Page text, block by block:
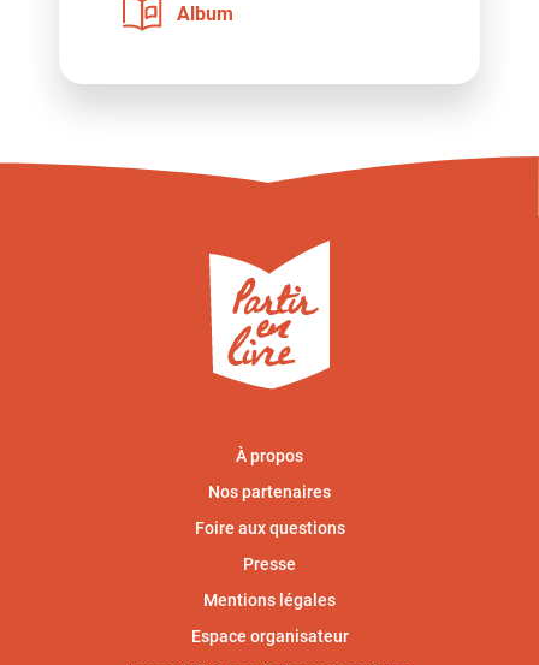
Album
À propos
Nos partenaires
Foire aux questions
Presse
Mentions légales
Espace organisateur